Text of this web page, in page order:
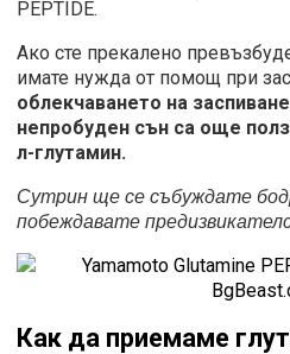
PEPTIDE.
Ако сте прекалено
имате нужда от помощ при
облекчаването на
непробуден сън са още
л-глутамин.
Сутрин ще се събуждате
побеждавате
Как да приемаме